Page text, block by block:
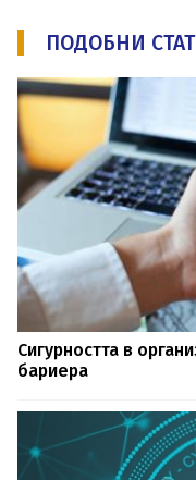
ПОДОБНИ
Сигурността в
бариера